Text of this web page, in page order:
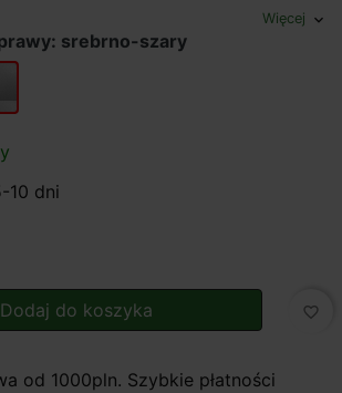
Więcej expand_more
srebrno-szary
szary
10 dni
Dodaj do koszyka favorite_border
od 1000pln. Szybkie płatności